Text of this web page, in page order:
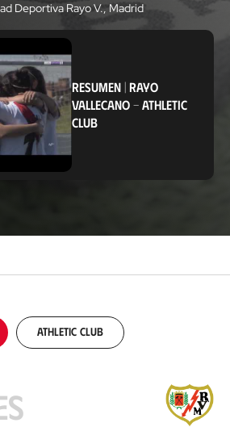
U
b
i
c
a
c
i
ó
n
Deportiva Rayo V., Madrid
RESUMEN |RAYO
VALLECANO -ATHLETIC
CLUB
Athletic Club